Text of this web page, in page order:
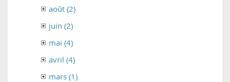
août (2)
juin (2)
mai (4)
avril (4)
mars (1)